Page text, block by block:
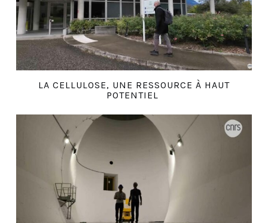
LA CELLULOSE, UNE RESSOURCE À HAUT
POTENTIEL